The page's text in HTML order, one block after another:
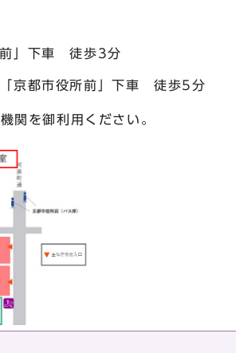
前」下車 徒歩3分
京都市役所前」下車 徒歩5分
関を御利用ください。